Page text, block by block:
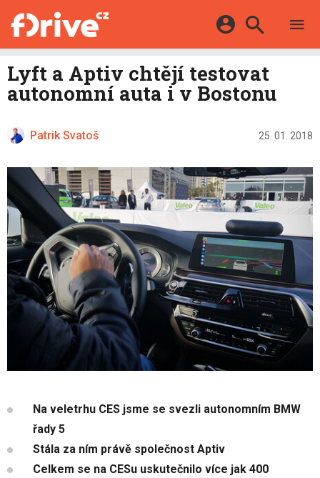
KATALOG
MAPA STANIC
VIDEA
HYBRIDY
E-MOTORSPORT
SERIÁLY
Facebook Google
Twitter Microsoft
Lyft a Aptiv chtějí testovat
autonomní auta i v Bostonu
Patrik Svatoš 25. 01. 2018
Na veletrhu CES jsme se svezli autonomním BMW
řady 5
Stála za ním právě společnost Aptiv
Celkem se na CESu uskutečnilo více jak 400